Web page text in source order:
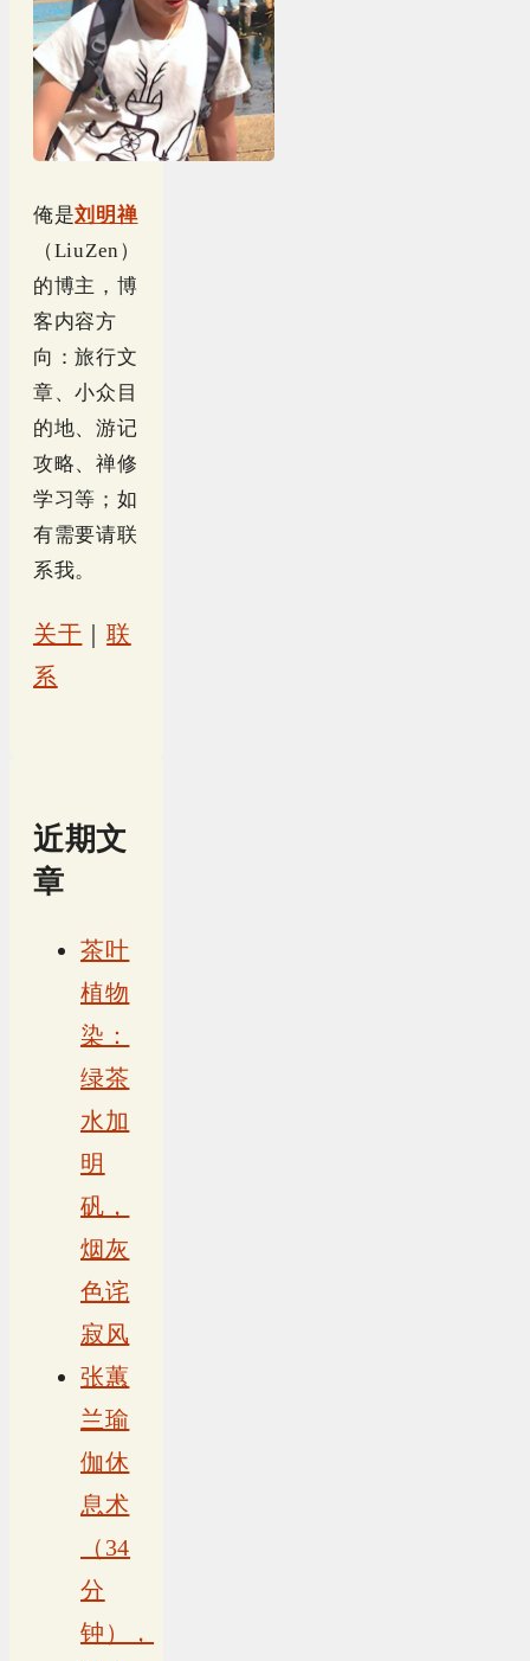
俺是刘明禅
（LiuZen）
的博主，博
客内容方
向：旅行文
章、小众目
的地、游记
攻略、禅修
学习等；如
有需要请联
系我。
关于 ｜联
系
近期文
章
茶叶
植物
染：
绿茶
水加
明
矾，
烟灰
色诧
寂风
张蕙
兰瑜
伽休
息术
（34
分
钟），